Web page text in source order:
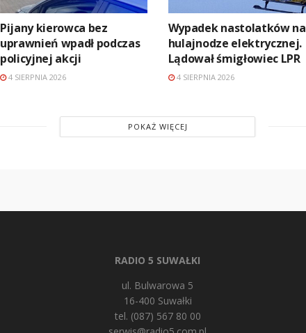
Pijany kierowca bez
uprawnień wpadł podczas
policyjnej akcji
4 SIERPNIA 2026
Wypadek nastolatków na
hulajnodze elektrycznej.
Lądował śmigłowiec LPR
4 SIERPNIA 2026
POKAŻ WIĘCEJ
RADIO 5 SUWAŁKI
ul. Bulwarowa 5
16-400 Suwałki
tel. (087) 567 80 00